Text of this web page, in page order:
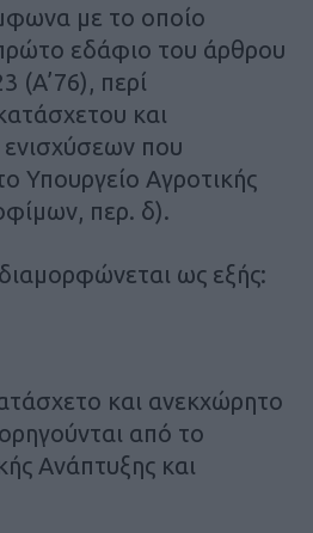
με το οποίο
εδάφιο του άρθρου
(Α’76), περί
και
που
Υπουργείο Αγροτικής
περ. δ).
ως εξής:
και ανεκχώρητο
από το
Ανάπτυξης και